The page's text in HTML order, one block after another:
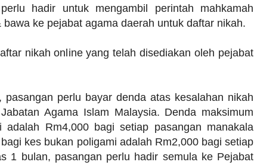
hadir untuk mengambil perintah mahkamah
ke pejabat agama daerah untuk daftar nikah.
nikah online yang telah disediakan oleh pejabat
pasangan perlu bayar denda atas kesalahan nikah
Agama Islam Malaysia. Denda maksimum
adalah Rm4,000 bagi setiap pasangan manakala
kes bukan poligami adalah Rm2,000 bagi setiap
1 bulan, pasangan perlu hadir semula ke Pejabat